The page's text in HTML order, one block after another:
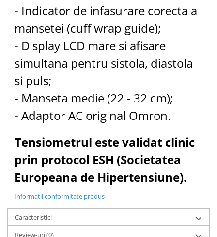
- Indicator de infasurare corecta a
mansetei (cuff wrap guide);
- Display LCD mare si afisare
simultana pentru sistola, diastola
si puls;
- Manseta medie (22 - 32 cm);
- Adaptor AC original Omron.
Tensiometrul este validat clinic
prin protocol ESH (Societatea
Europeana de Hipertensiune).
Informatii conformitate produs
Caracteristici
Review-uri(0)